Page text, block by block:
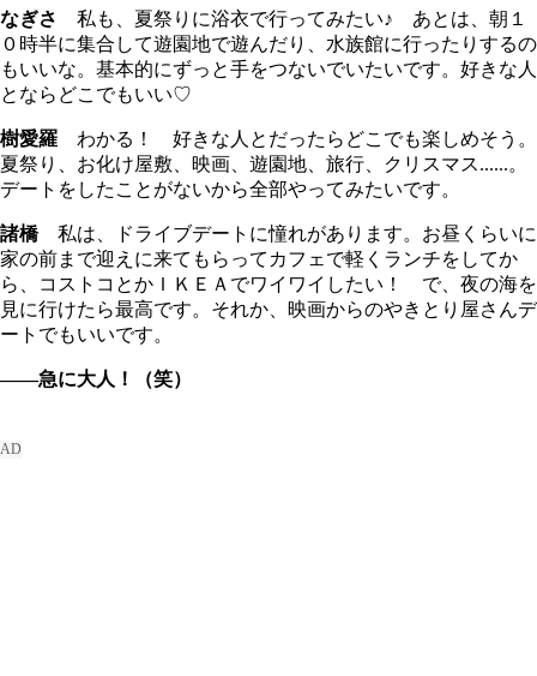
なぎさ
私も、夏祭りに浴衣で行ってみたい♪ あとは、朝１
０時半に集合して遊園地で遊んだり、水族館に行ったりするの
もいいな。基本的にずっと手をつないでいたいです。好きな人
とならどこでもいい♡
樹愛羅 わかる！ 好きな人とだったらどこでも楽しめそう。
夏祭り、お化け屋敷、映画、遊園地、旅行、クリスマス......。
デートをしたことがないから全部やってみたいです。
諸橋私は、ドライブデートに憧れがあります。お昼くらいに
家の前まで迎えに来てもらってカフェで軽くランチをしてか
ら、コストコとかＩＫＥＡでワイワイしたい！ で、夜の海を
見に行けたら最高です。それか、映画からのやきとり屋さんデ
ートでもいいです。
――急に大人！（笑）